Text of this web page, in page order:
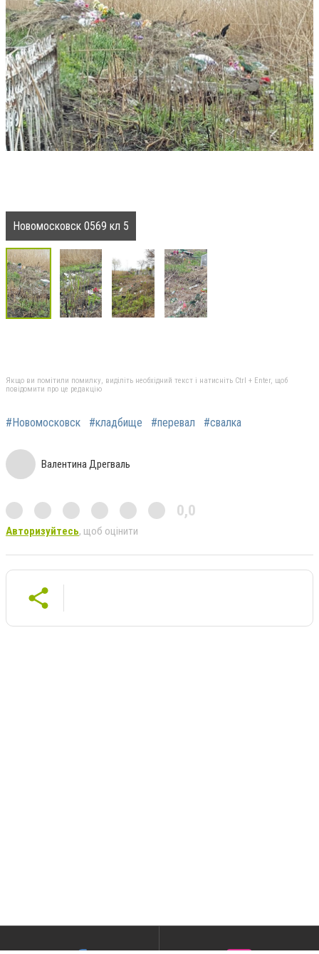
Новомосковск 0569 кл 5
Якщо ви помітили помилку, виділіть необхідний текст і натисніть Ctrl + Enter, щоб
повідомити про це редакцію
#Новомосковск #кладбище #перевал #свалка
Валентина Дрегваль
0,0
Авторизуйтесь, щоб оцінити